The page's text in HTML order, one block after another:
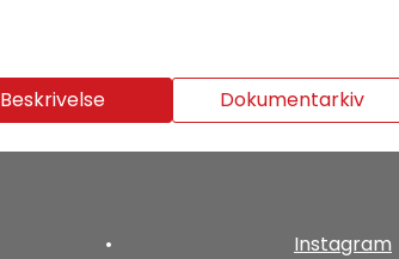
Beskrivelse Dokumentarkiv
• Instagram